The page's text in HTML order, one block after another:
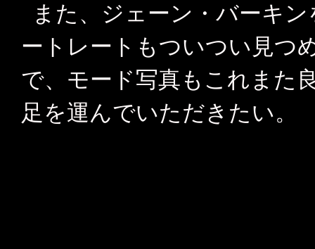
また、ジェーン・バーキ
ートレートもついつい見つ
で、モード写真もこれまた
足を運んでいただきたい。